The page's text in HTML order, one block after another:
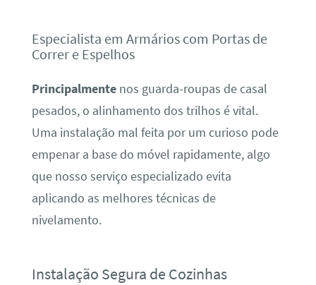
Especialista em Armários com Portas de
Correr e Espelhos
Principalmentenos guarda-roupas de casal
pesados, o alinhamento dos trilhos é vital.
Uma instalação mal feita por um curioso pode
empenar a base do móvel rapidamente, algo
que nosso serviço especializado evita
aplicando as melhores técnicas de
nivelamento.
Instalação Segura de Cozinhas